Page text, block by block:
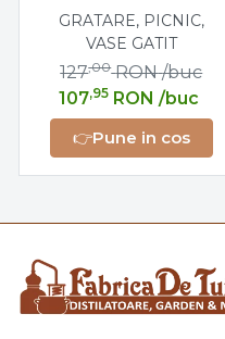
cm, Ideală pentru
Gătit
GRATARE, PICNIC,
VASE GATIT
107,95 RON /buc
127,00 RON /buc
👉Pune in cos